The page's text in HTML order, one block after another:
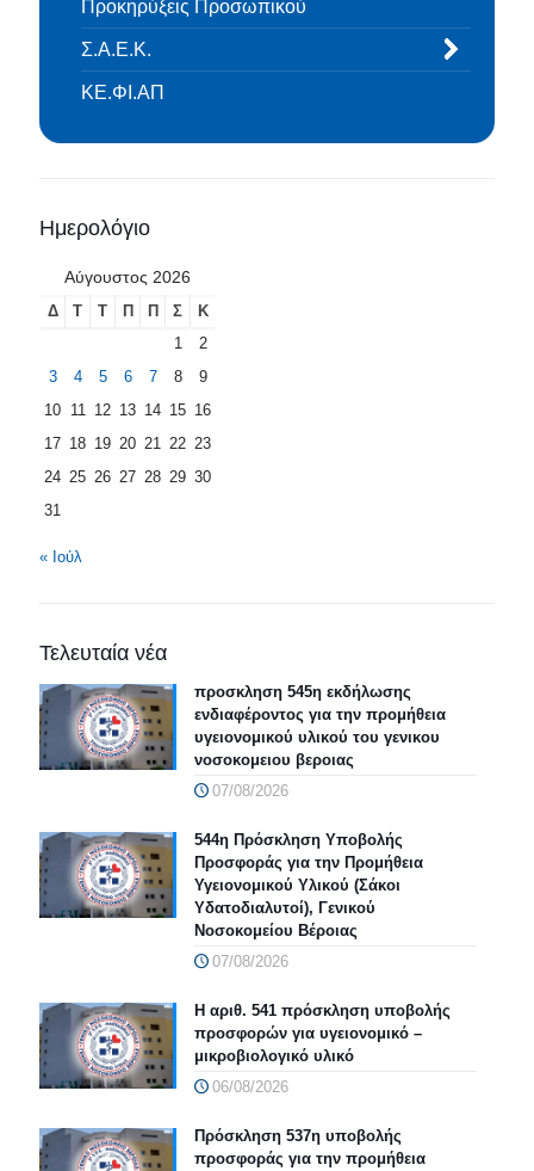
Προκηρύξεις Προσωπικού
Σ.Α.Ε.Κ.
ΚΕ.ΦΙ.ΑΠ
Ημερολόγιο
Αύγουστος 2026
Δ Τ Τ Π Π Σ
Κ
1
2
3
4 5 6 7 8
9
10 11 12 13 14 15 16
17 18 19 20 21 22 23
24 25 26 27 28 29 30
31
« Ιούλ
Τελευταία νέα
προσκληση 545η εκδήλωσης
ενδιαφέροντος για την προμήθεια
υγειονομικού υλικού του γενικου
νοσοκομειου βεροιας
07/08/2026
544η Πρόσκληση Υποβολής
Προσφοράς για την Προμήθεια
Υγειονομικού Υλικού (Σάκοι
Υδατοδιαλυτοί), Γενικού
Νοσοκομείου Βέροιας
07/08/2026
Η αριθ. 541 πρόσκληση υποβολής
προσφορών για υγειονομικό –
μικροβιολογικό υλικό
06/08/2026
Πρόσκληση 537η υποβολής
προσφοράς για την προμήθεια